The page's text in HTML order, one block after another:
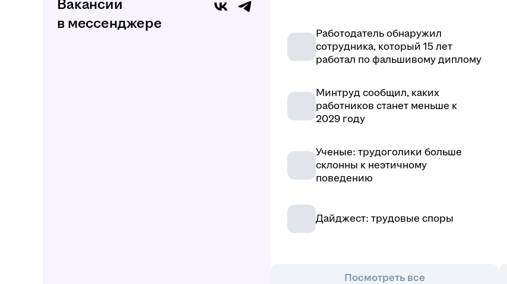
Вакансии
в мессенджере
Работодатель обнаружил
сотрудника, который 15 лет
работал по фальшивому диплому
Минтруд сообщил, каких
работников станет меньше к
2029 году
Ученые: трудоголики больше
склонны к неэтичному
поведению
Дайджест: трудовые споры
Посмотреть все